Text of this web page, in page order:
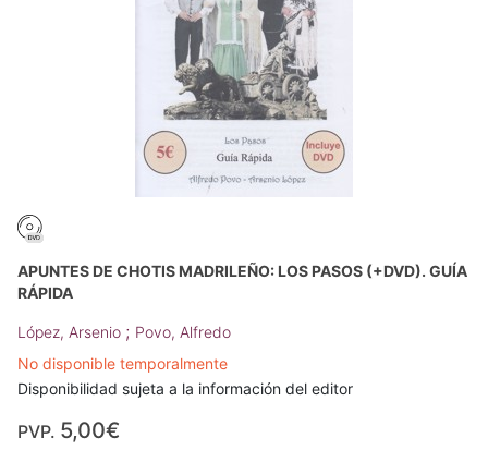
APUNTES DE CHOTIS MADRILEÑO: LOS PASOS (+DVD). GUÍA
RÁPIDA
López, Arsenio ; Povo, Alfredo
No disponible temporalmente
Disponibilidad sujeta a la información del editor
PVP. 5,00€